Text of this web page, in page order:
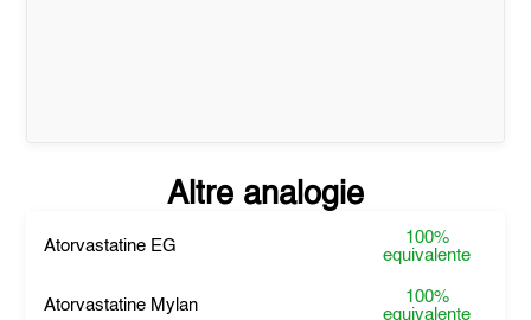
Altre analogie
Atorvastatine EG
100%
equivalente
Atorvastatine Mylan
100%
equivalente